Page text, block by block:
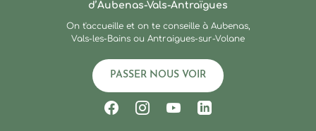
d’Aubenas-Vals-Antraïgues
On t'accueille et on te conseille à Aubenas,
Vals-les-Bains ou Antraigues-sur-Volane
PASSER NOUS VOIR
Suivez-nous sur Facebook
Suivez-nous sur Instagram
Suivez-nous sur
Suivez-nous sur